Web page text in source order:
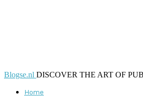
Blogse.nl DISCOVER THE ART OF
Home